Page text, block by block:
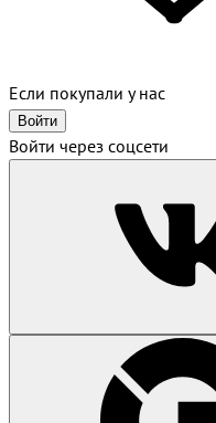
Если покупали у нас
Войти
Войти через соцсети